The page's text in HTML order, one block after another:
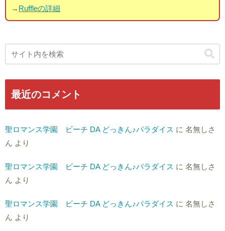
→ Ruffleの詳細
最近のコメント
聖ロマンス学園 ビーチ DA どっきん♪パラダイス に 名無しさ
ん より
聖ロマンス学園 ビーチ DA どっきん♪パラダイス に 名無しさ
ん より
聖ロマンス学園 ビーチ DA どっきん♪パラダイス に 名無しさ
ん より